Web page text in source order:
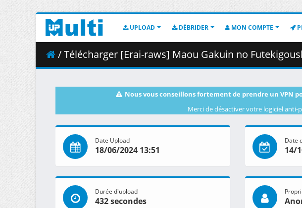
UPLOAD DÉBRIDER MON COMPTE
/ Télécharger [Erai-raws] Maou Gakuin no Futekigousha II - 07
Nous vous conseillons fortement de prendre un VPN
Merci de désactiver votre logiciel
Date Upload
18/06/2024 13:51
Date
14/
Durée d'upload
432 secondes